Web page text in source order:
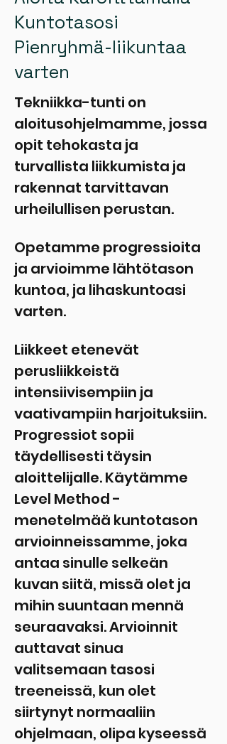
Kuntotasosi
Pienryhmä-liikuntaa
varten
Tekniikka-tunti on
aloitusohjelmamme, jossa
opit tehokasta ja
turvallista liikkumista ja
rakennat tarvittavan
urheilullisen perustan.
Opetamme progressioita
ja arvioimme lähtötason
kuntoa, ja lihaskuntoasi
varten.
Liikkeet etenevät
perusliikkeistä
intensiivisempiin ja
vaativampiin harjoituksiin.
Progressiot sopii
täydellisesti täysin
aloittelijalle. Käytämme
Level Method -
menetelmää kuntotason
arvioinneissamme, joka
antaa sinulle selkeän
kuvan siitä, missä olet ja
mihin suuntaan mennä
seuraavaksi. Arvioinnit
auttavat sinua
valitsemaan tasosi
treeneissä, kun olet
siirtynyt normaaliin
ohjelmaan, olipa kyseessä